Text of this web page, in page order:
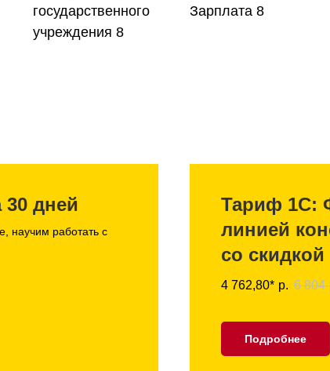
Зарплата 8
государственного
учреждения 8
дней
научим работать с
Тариф 1С:
линией
со скидкой
4 762,80* р. 6 804
Подробнее